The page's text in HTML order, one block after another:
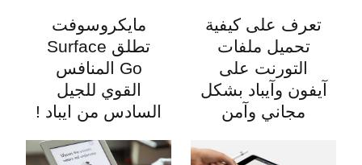
تعرف على كيفية
تحميل ملفات
التورنت على
آيفون وآيباد بشكل
مجاني وآمن
مايكروسوفت
تطلق Surface
Go المنافس
القوي للجيل
السادس من ايباد !